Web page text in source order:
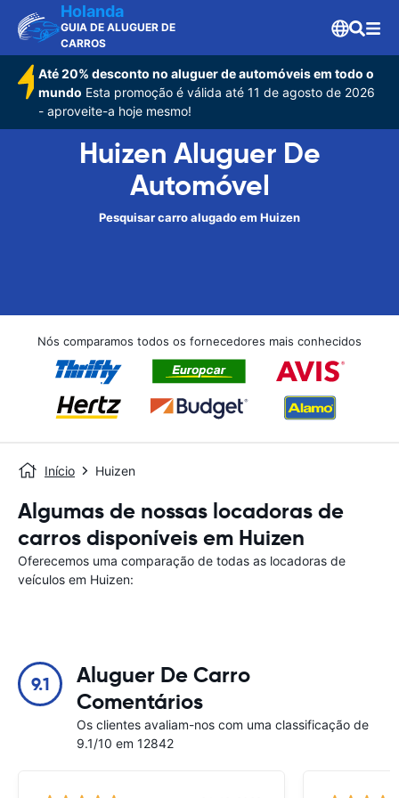
Holanda
GUIA DE ALUGUER DE
CARROS
Até 20% desconto no aluguer de automóveis em todo o
mundo Esta promoção é válida até 11 de agosto de 2026
- aproveite-a hoje mesmo!
Huizen Aluguer De
Automóvel
Pesquisar carro alugado em Huizen
Nós comparamos todos os fornecedores mais conhecidos
Início Huizen
Algumas de nossas locadoras de
carros disponíveis em Huizen
Oferecemos uma comparação de todas as locadoras de
veículos em Huizen:
9.1
Aluguer De Carro
Comentários
Os clientes avaliam-nos com uma classificação de
9.1/10 em 12842